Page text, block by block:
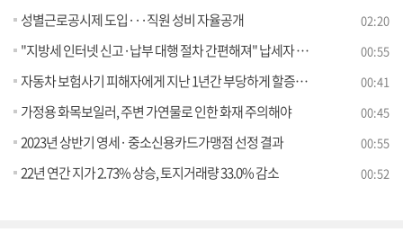
성별근로공시제 도입···직원 성비 자율공개 02:20
"지방세 인터넷 신고·납부 대행 절차 간편해져" 납세자 편의 높인다 00:55
자동차 보험사기 피해자에게 지난 1년간 부당하게 할증된 자동차보험료 9억6천만 원을 환급하였습니다. 00:41
가정용 화목보일러, 주변 가연물로 인한 화재 주의해야 00:45
2023년 상반기 영세· 중소신용카드가맹점 선정 결과 00:55
22년 연간 지가 2.73% 상승, 토지거래량 33.0% 감소 00:52